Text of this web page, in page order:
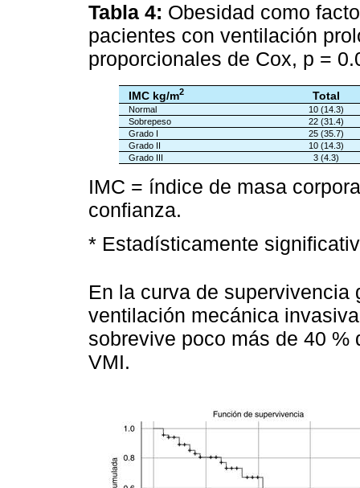
Tabla 4: Obesidad como
pacientes con ventilación
proporcionales de Cox, p =
IMC kg/m2 Total
Normal
10 (14.3)
Sobrepeso
22 (31.4)
Grado I
25 (35.7)
Grado II
10 (14.3)
Grado III
3 (4.3)
IMC = índice de masa
confianza.
* Estadísticamente
En la curva de supervivencia
ventilación mecánica
sobrevive poco más de 40
VMI.